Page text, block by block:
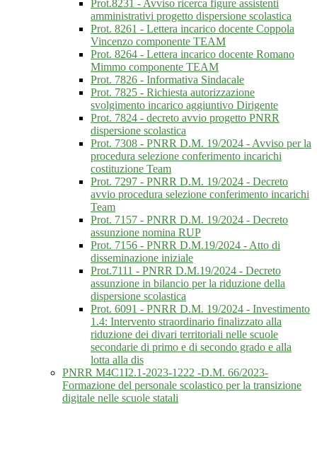
Prot.8231 - Avviso ricerca figure assistenti
amministrativi progetto dispersione scolastica
Prot. 8261 - Lettera incarico docente Coppola
Vincenzo componente TEAM
Prot. 8264 - Lettera incarico docente Romano
Mimmo componente TEAM
Prot. 7826 - Informativa Sindacale
Prot. 7825 - Richiesta autorizzazione
svolgimento incarico aggiuntivo Dirigente
Prot. 7824 - decreto avvio progetto PNRR
dispersione scolastica
Prot. 7308 - PNRR D.M. 19/2024 - Avviso per la
procedura selezione conferimento incarichi
costituzione Team
Prot. 7297 - PNRR D.M. 19/2024 - Decreto
avvio procedura selezione conferimento incarichi
Team
Prot. 7157 - PNRR D.M. 19/2024 - Decreto
assunzione nomina RUP
Prot. 7156 - PNRR D.M.19/2024 - Atto di
disseminazione iniziale
Prot.7111 - PNRR D.M.19/2024 - Decreto
assunzione in bilancio per la riduzione della
dispersione scolastica
Prot. 6091 - PNRR D.M. 19/2024 - Investimento
1.4: Intervento straordinario finalizzato alla
riduzione dei divari territoriali nelle scuole
secondarie di primo e di secondo grado e alla
lotta alla dis
PNRR M4C1I2.1-2023-1222 -D.M. 66/2023-
Formazione del personale scolastico per la transizione
digitale nelle scuole statali